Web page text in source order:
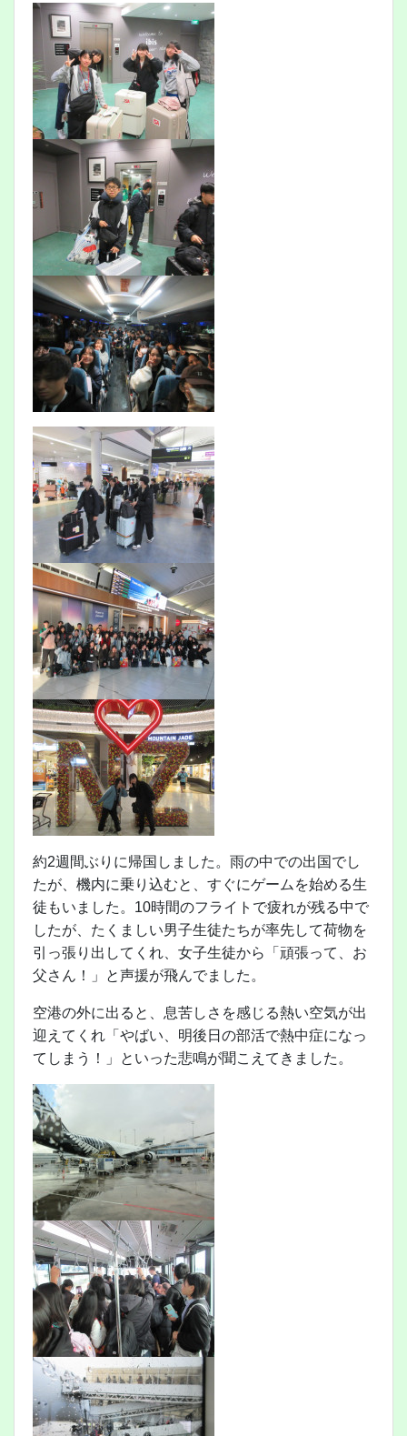
約2週間ぶりに帰国しました。雨の中での出国でし
たが、機内に乗り込むと、すぐにゲームを始める生
徒もいました。10時間のフライトで疲れが残る中で
したが、たくましい男子生徒たちが率先して荷物を
引っ張り出してくれ、女子生徒から「頑張って、お
父さん！」と声援が飛んでました。
空港の外に出ると、息苦しさを感じる熱い空気が出
迎えてくれ「やばい、明後日の部活で熱中症になっ
てしまう！」といった悲鳴が聞こえてきました。